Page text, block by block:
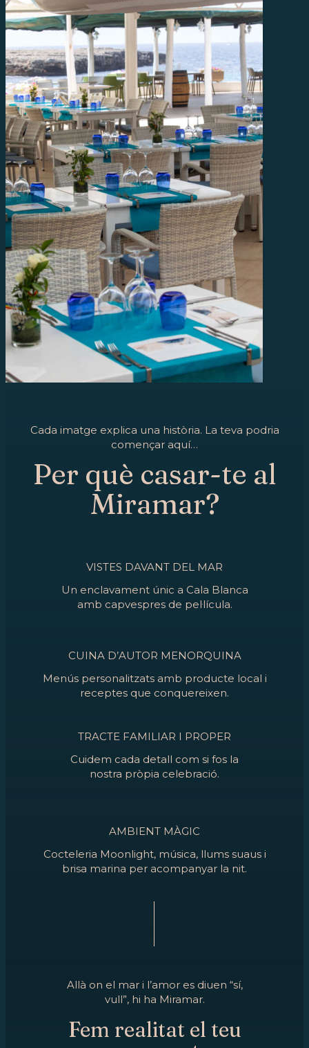
Cada imatge explica una història. La teva podria
començar aquí…
Per què casar-te al
Miramar?
VISTES DAVANT DEL MAR
Un enclavament únic a Cala Blanca
amb capvespres de pel·lícula.
CUINA D’AUTOR MENORQUINA
Menús personalitzats amb producte local i
receptes que conquereixen.
TRACTE FAMILIAR I PROPER
Cuidem cada detall com si fos la
nostra pròpia celebració.
AMBIENT MÀGIC
Cocteleria Moonlight, música, llums suaus i
brisa marina per acompanyar la nit.
Allà on el mar i l’amor es diuen “sí,
vull”, hi ha Miramar.
Fem realitat el teu